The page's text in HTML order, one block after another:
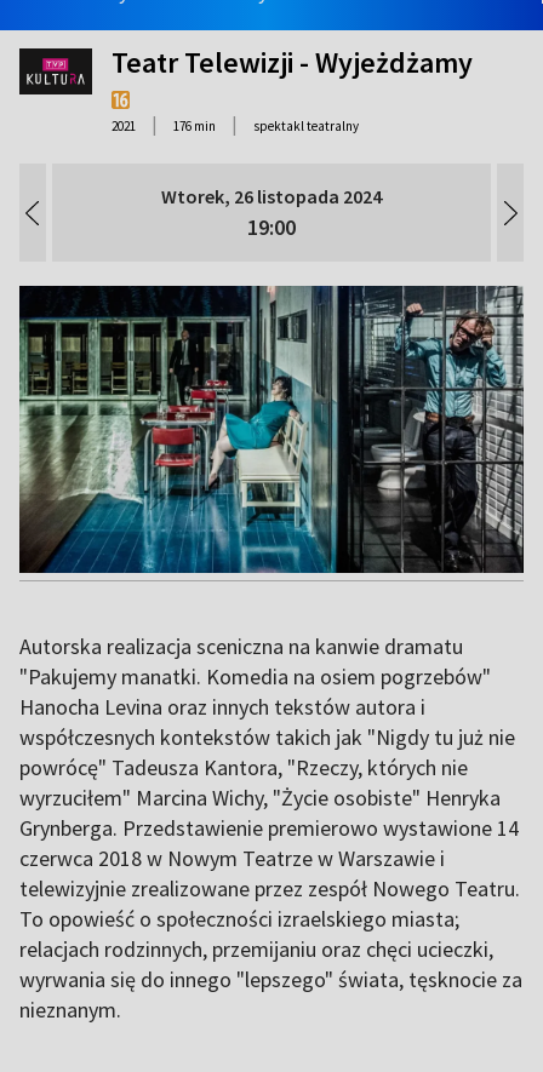
Teatr Telewizji - Wyjeżdżamy
2021 | 176 min | spektakl teatralny
Wtorek, 26 listopada 2024
19:00
Autorska realizacja sceniczna na kanwie dramatu
"Pakujemy manatki. Komedia na osiem pogrzebów"
Hanocha Levina oraz innych tekstów autora i
współczesnych kontekstów takich jak "Nigdy tu już nie
powrócę" Tadeusza Kantora, "Rzeczy, których nie
wyrzuciłem" Marcina Wichy, "Życie osobiste" Henryka
Grynberga. Przedstawienie premierowo wystawione 14
czerwca 2018 w Nowym Teatrze w Warszawie i
telewizyjnie zrealizowane przez zespół Nowego Teatru.
To opowieść o społeczności izraelskiego miasta;
relacjach rodzinnych, przemijaniu oraz chęci ucieczki,
wyrwania się do innego "lepszego" świata, tęsknocie za
nieznanym.